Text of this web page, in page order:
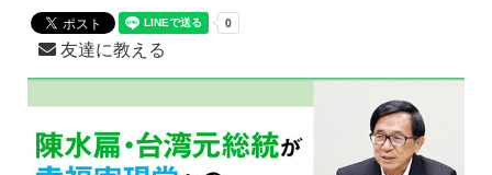
友達に教える